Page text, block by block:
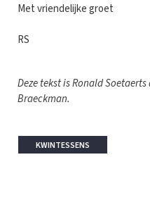
Met vriendelijke groet
RS
Deze tekst is Ronald
Braeckman.
KWINTESSENS